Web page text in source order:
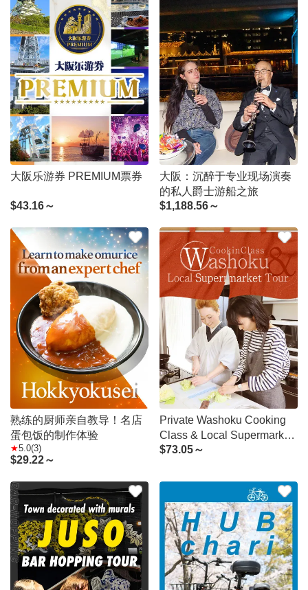
大阪乐游券 PREMIUM票券
$43.16～
大阪：沉醉于专业现场演奏
的私人爵士游船之旅
$1,188.56～
熟练的厨师亲自教导！名店
蛋包饭的制作体验
5.0(3)
$29.22～
Private Washoku Cooking
Class & Local Supermarket
Tour
$73.05～